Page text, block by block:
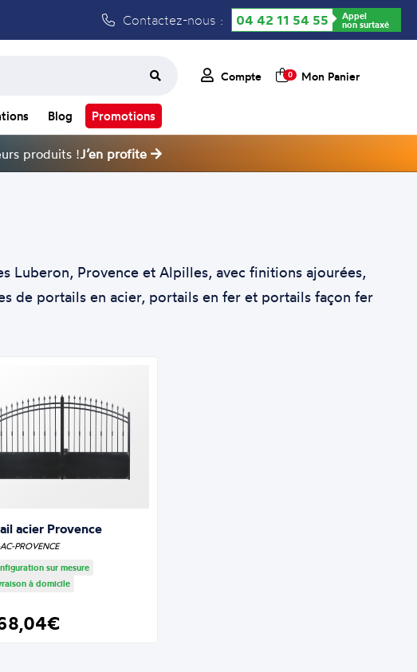
Contactez-nous : 04 42 11 54 55 Appel
non surtaxé
Compte 0 Mon Panier
Blog Promotions
produits !J’en profite
Provence et Alpilles, avec finitions ajourées,
de portails en acier, portails en fer et portails façon fer
acier Provence
PROVENCE
sur mesure
à domicile